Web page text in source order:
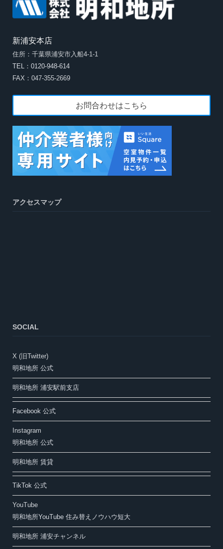
新浦安本店
住所：千葉県浦安市入船4-1-1
TEL：0120-948-614
FAX：047-355-2669
お問合わせはこちら
アクセスマップ
SOCIAL
X (旧Twitter)
明和地所 公式
明和地所 浦安駅前支店
Facebook 公式
Instagram
明和地所 公式
明和地所 賃貸
TikTok 公式
YouTube
明和地所YouTube 住み替えノウハウ短大
明和地所 浦安チャンネル